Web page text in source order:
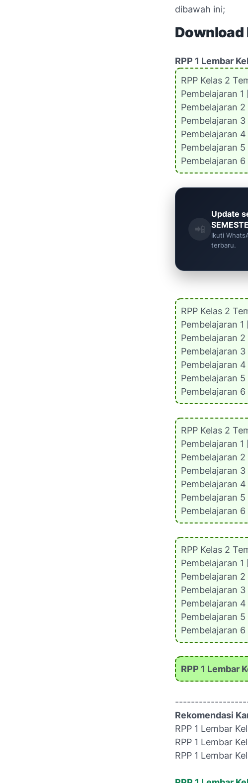
dibawah ini;
Download
RPP 1 Lembar
RPP Kelas 2
Pembelajaran 1
Pembelajaran 2
Pembelajaran 3
Pembelajaran 4
Pembelajaran 5
Pembelajaran 6
📲
Update
Ikuti
terbaru.
RPP Kelas 2
Pembelajaran 1
Pembelajaran 2
Pembelajaran 3
Pembelajaran 4
Pembelajaran 5
Pembelajaran 6
RPP Kelas 2
Pembelajaran 1
Pembelajaran 2
Pembelajaran 3
Pembelajaran 4
Pembelajaran 5
Pembelajaran 6
RPP Kelas 2
Pembelajaran 1
Pembelajaran 2
Pembelajaran 3
Pembelajaran 4
Pembelajaran 5
Pembelajaran 6
RPP 1 Lembar
Rekomendasi
RPP 1 Lembar
RPP 1 Lembar
RPP 1 Lembar